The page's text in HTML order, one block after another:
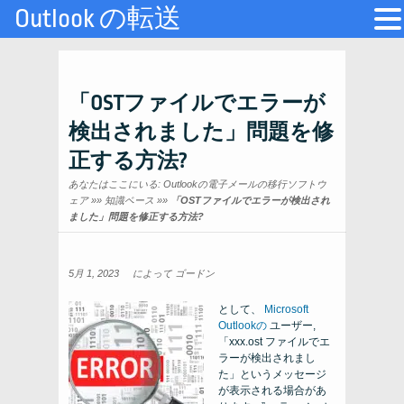
「OSTファイルでエラーが
検出されました」問題を修
正する方法?
あなたはここにいる: Outlookの電子メールの移行ソフトウ
ェア»» 知識ベース »»
「OSTファイルでエラーが検出され
ました」問題を修正する方法?
5月 1, 2023 によって ゴードン
として、
Microsoft
Outlookの ユーザー,
「xxx.ost ファイルでエ
ラーが検出されまし
た」というメッセージ
が表示される場合があ
Outlook の転送